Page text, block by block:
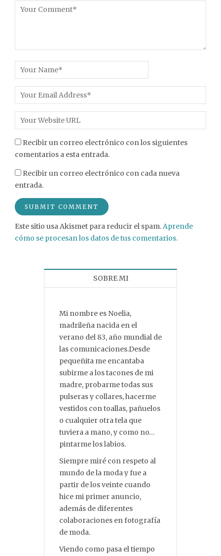
Recibir un correo electrónico con los siguientes
comentarios a esta entrada.
Recibir un correo electrónico con cada nueva
entrada.
Este sitio usa Akismet para reducir el spam.Aprende
cómo se procesan los datos de tus comentarios.
SOBRE MI
Mi nombre es Noelia,
madrileña nacida en el
verano del 83, año mundial de
las comunicaciones.Desde
pequeñita me encantaba
subirme a los tacones de mi
madre, probarme todas sus
pulseras y collares, hacerme
vestidos con toallas, pañuelos
o cualquier otra tela que
tuviera a mano, y como no…
pintarme los labios.
Siempre miré con respeto al
mundo de la moda y fue a
partir de los veinte cuando
hice mi primer anuncio,
además de diferentes
colaboraciones en fotografía
de moda.
Viendo como pasa el tiempo